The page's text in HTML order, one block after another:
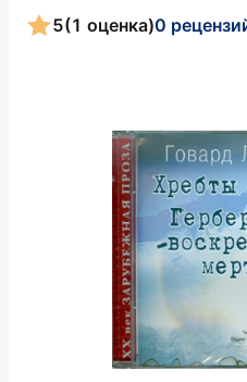
5(1 оценка)0